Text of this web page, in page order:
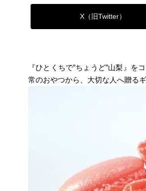
X（旧Twitter）
『ひとくちで”ちょうど”山梨』
常のおやつから、大切な人へ贈る